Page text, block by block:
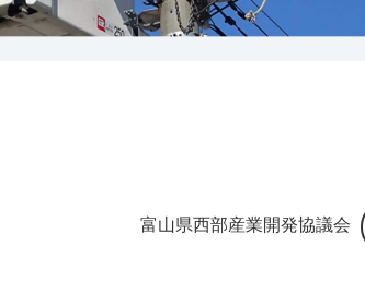
富山県西部産業開発協議会